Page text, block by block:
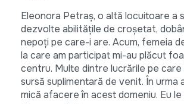
Eleonora Petraș, o altă locuitoare a
dezvolte abilitățile de croșetat,
nepoți pe care-i are. Acum, femeia
la care am participat mi-au plăcut
centru. Multe dintre lucrările pe
sursă suplimentară de venit. În
mică afacere în acest domeniu. Eu